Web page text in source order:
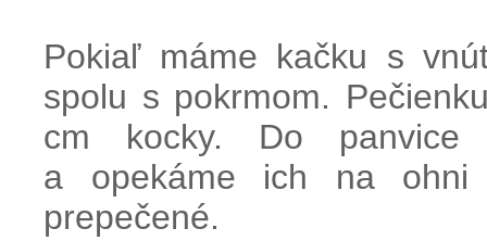
Pokiaľ máme kačku s
spolu s pokrmom.
cm kocky. Do panvice
a opekáme ich na
prepečené.